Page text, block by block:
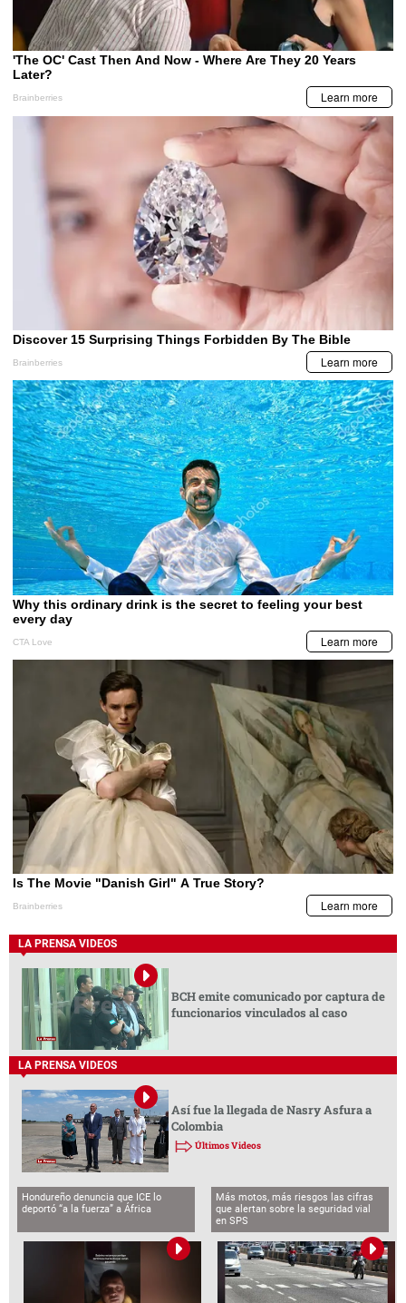
LA PRENSA VIDEOS
BCH emite comunicado por captura de
funcionarios vinculados al caso
LA PRENSA VIDEOS
Así fue la llegada de Nasry Asfura a
Colombia
Últimos Videos
Hondureño denuncia que ICE lo
deportó “a la fuerza” a África
Más motos, más riesgos las cifras
que alertan sobre la seguridad vial
en SPS